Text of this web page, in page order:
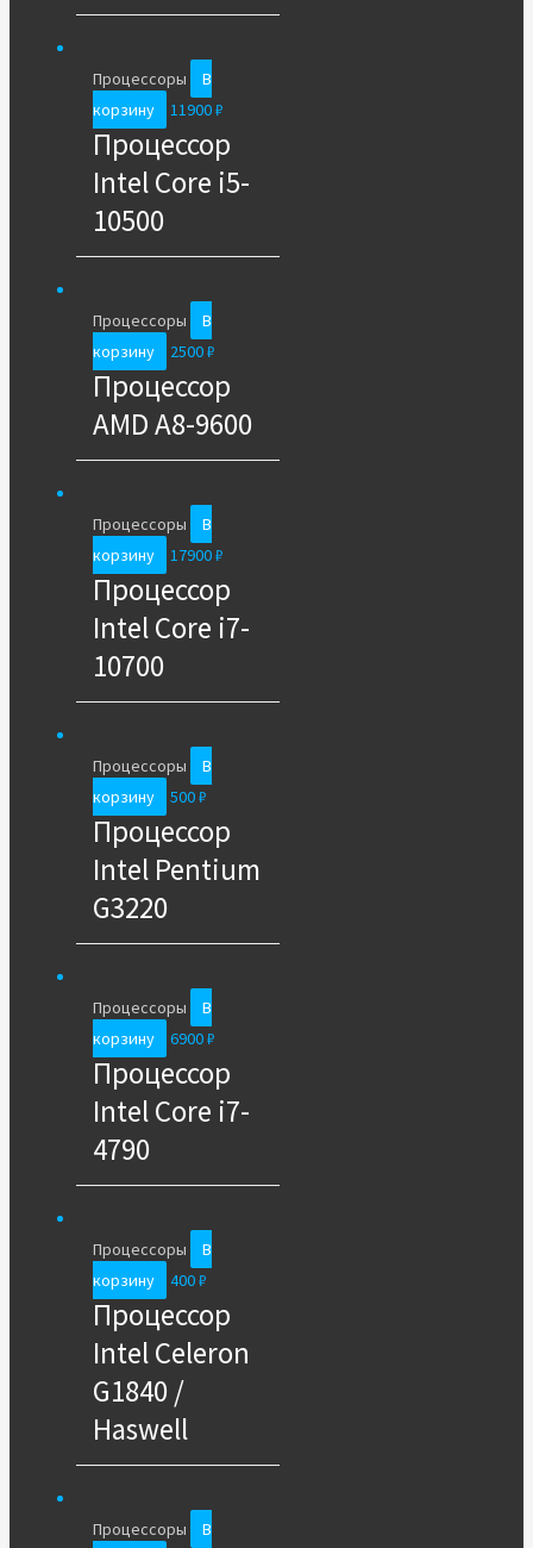
Процессоры
В
корзину
11900₽
Процессор
Intel Core i5-
10500
Процессоры
В
корзину
2500₽
Процессор
AMD A8-9600
Процессоры
В
корзину
17900₽
Процессор
Intel Core i7-
10700
Процессоры
В
корзину
500₽
Процессор
Intel Pentium
G3220
Процессоры
В
корзину
6900₽
Процессор
Intel Core i7-
4790
Процессоры
В
корзину
400₽
Процессор
Intel Celeron
G1840 /
Haswell
Процессоры
В